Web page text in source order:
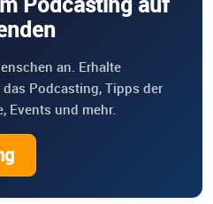
an. Erhalte
Podcasting, Tipps der
Events und mehr.